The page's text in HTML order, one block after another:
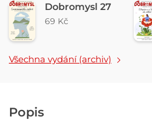
Dobromysl 27
69 Kč
Všechna vydání (archiv)
Popis